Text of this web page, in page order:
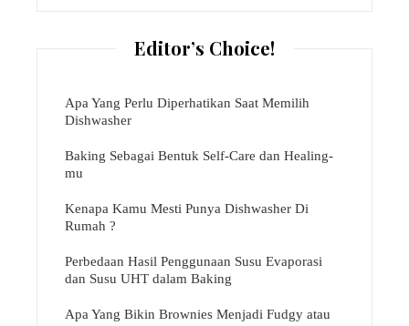
Editor’s Choice!
Apa Yang Perlu Diperhatikan Saat Memilih
Dishwasher
Baking Sebagai Bentuk Self-Care dan Healing-
mu
Kenapa Kamu Mesti Punya Dishwasher Di
Rumah ?
Perbedaan Hasil Penggunaan Susu Evaporasi
dan Susu UHT dalam Baking
Apa Yang Bikin Brownies Menjadi Fudgy atau